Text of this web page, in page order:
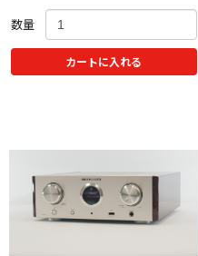
数量
カートに入れる